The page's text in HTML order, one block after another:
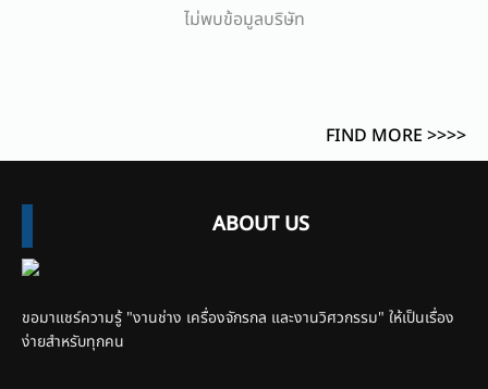
ไม่พบข้อมูลบริษัท
FIND MORE >>>>
ABOUT US
ขอมาแชร์ความรู้ "งานช่าง เครื่องจักรกล และงานวิศวกรรม" ให้เป็นเรื่อง
ง่ายสำหรับทุกคน